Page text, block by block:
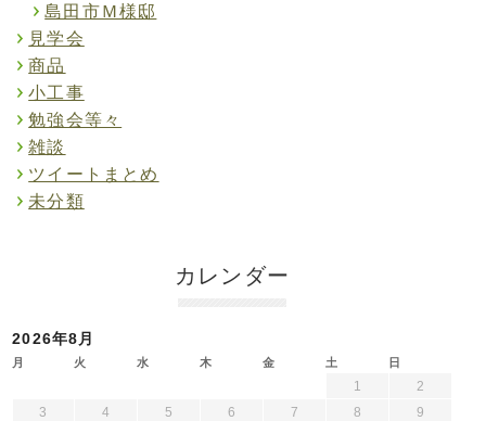
島田市Ｍ様邸
見学会
商品
小工事
勉強会等々
雑談
ツイートまとめ
未分類
カレンダー
2026年8月
月 火 水 木 金 土 日
1
2
3
4 5 6 7 8
9